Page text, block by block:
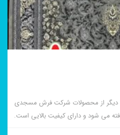
یکی دیگر از محصولات شرکت فرش مسجدی
می شود و دارای کیفیت بالایی است.